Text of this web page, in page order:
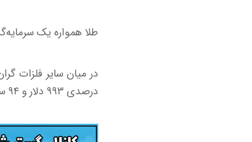
طلا همواره یک
درصدی ۹۹۳ دلار و ۹۴ سنت معامله می‌شود.